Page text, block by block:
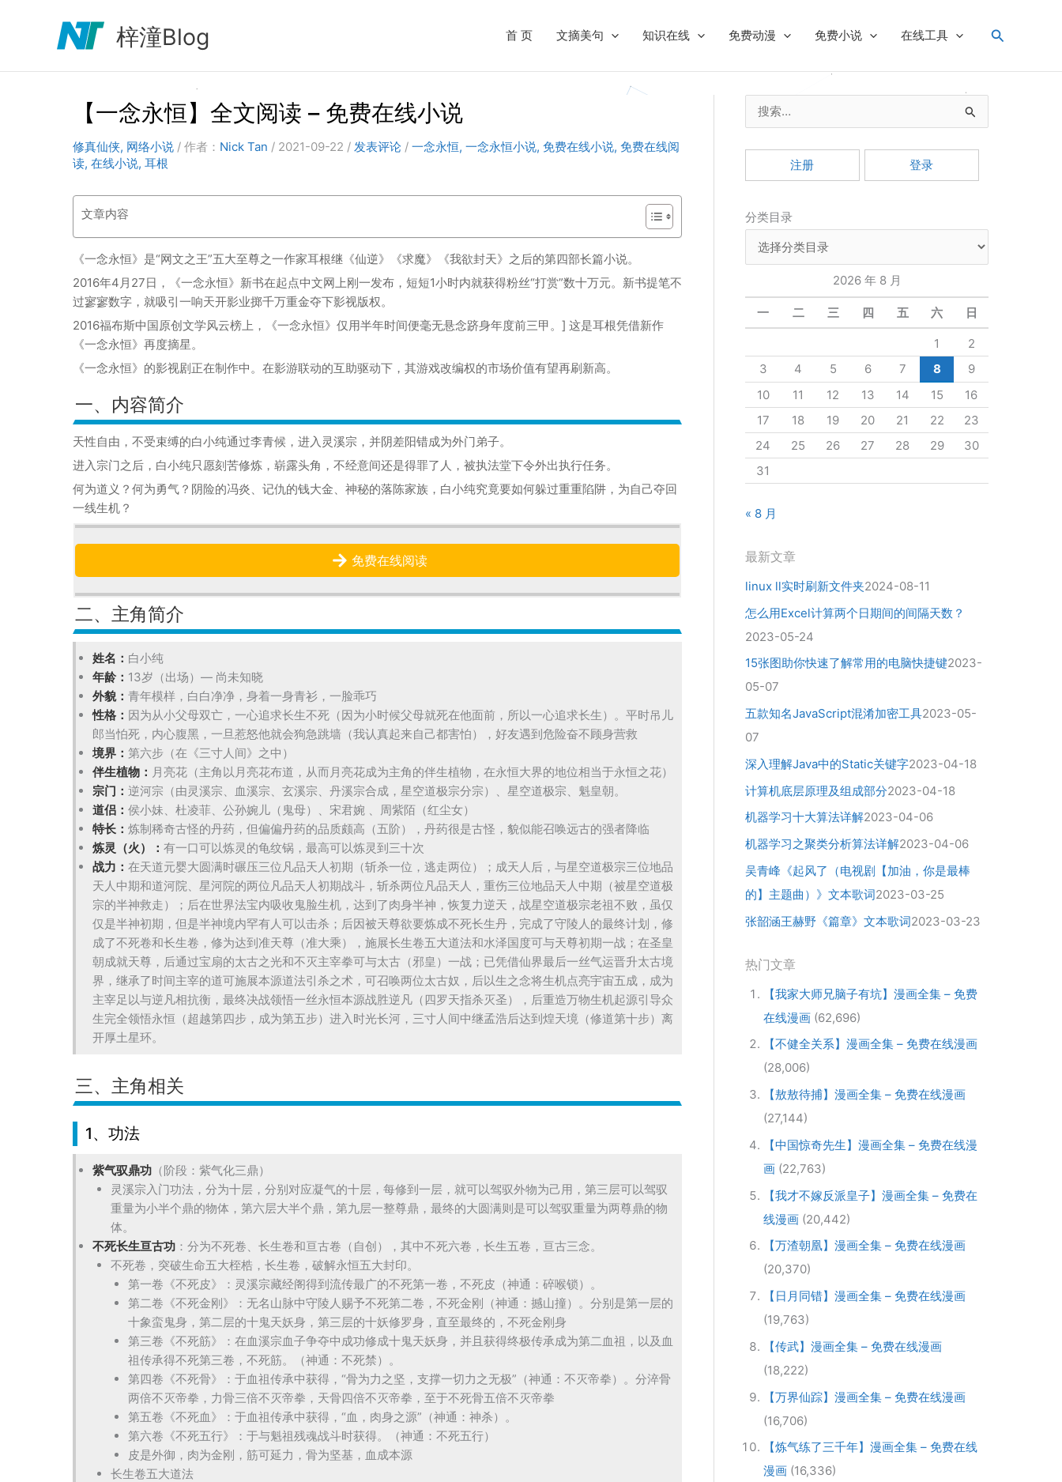
梓潼Blog 首 页 文摘美句 知识在线 免费动漫 免费小说 在线工具
搜
【一念永恒】全文阅读 – 免费在线小说
修真仙侠, 网络小说 / 作者： Nick Tan / 2021-09-22 / 发表评论 / 一念永恒, 一念永恒小说, 免费在线小说, 免费在线阅
读, 在线小说, 耳根
文章内容
《一念永恒》是“网文之王”五大至尊之一作家耳根继《仙逆》《求魔》《我欲封天》之后的第四部长篇小说。
2016年4月27日，《一念永恒》新书在起点中文网上刚一发布，短短1小时内就获得粉丝“打赏”数十万元。新书提笔不
过寥寥数字，就吸引一响天开影业掷千万重金夺下影视版权。
2016福布斯中国原创文学风云榜上，《一念永恒》仅用半年时间便毫无悬念跻身年度前三甲。] 这是耳根凭借新作
《一念永恒》再度摘星。
《一念永恒》的影视剧正在制作中。在影游联动的互助驱动下，其游戏改编权的市场价值有望再刷新高。
一、内容简介
天性自由，不受束缚的白小纯通过李青候，进入灵溪宗，并阴差阳错成为外门弟子。
进入宗门之后，白小纯只愿刻苦修炼，崭露头角，不经意间还是得罪了人，被执法堂下令外出执行任务。
何为道义？何为勇气？阴险的冯炎、记仇的钱大金、神秘的落陈家族，白小纯究竟要如何躲过重重陷阱，为自己夺回
一线生机？
免费在线阅读
二、主角简介
姓名： 白小纯
年龄： 13岁（出场）— 尚未知晓
外貌： 青年模样，白白净净，身着一身青衫，一脸乖巧
性格： 因为从小父母双亡，一心追求长生不死（因为小时候父母就死在他面前，所以一心追求长生）。平时吊儿
郎当怕死，内心腹黑，一旦惹怒他就会狗急跳墙（我认真起来自己都害怕），好友遇到危险奋不顾身营救
境界： 第六步（在《三寸人间》之中）
伴生植物： 月亮花（主角以月亮花布道，从而月亮花成为主角的伴生植物，在永恒大界的地位相当于永恒之花）
宗门： 逆河宗（由灵溪宗、血溪宗、玄溪宗、丹溪宗合成，星空道极宗分宗）、星空道极宗、魁皇朝。
道侣： 侯小妹、杜凌菲、公孙婉儿（鬼母）、宋君婉 、周紫陌（红尘女）
特长： 炼制稀奇古怪的丹药，但偏偏丹药的品质颇高（五阶），丹药很是古怪，貌似能召唤远古的强者降临
炼灵（火）： 有一口可以炼灵的龟纹锅，最高可以炼灵到三十次
战力： 在天道元婴大圆满时碾压三位凡品天人初期（斩杀一位，逃走两位）；成天人后，与星空道极宗三位地品
天人中期和道河院、星河院的两位凡品天人初期战斗，斩杀两位凡品天人，重伤三位地品天人中期（被星空道极
宗的半神救走）；后在世界法宝内吸收鬼脸生机，达到了肉身半神，恢复力逆天，战星空道极宗老祖不败，虽仅
仅是半神初期，但是半神境内罕有人可以击杀；后因被天尊欲要炼成不死长生丹，完成了守陵人的最终计划，修
成了不死卷和长生卷，修为达到准天尊（准大乘），施展长生卷五大道法和水泽国度可与天尊初期一战；在圣皇
朝成就天尊，后通过宝扇的太古之光和不灭主宰拳可与太古（邪皇）一战；已凭借仙界最后一丝气运晋升太古境
界，继承了时间主宰的道可施展本源道法引杀之术，可召唤两位太古奴，后以生之念将生机点亮宇宙五成，成为
主宰足以与逆凡相抗衡，最终决战领悟一丝永恒本源战胜逆凡（四罗天指杀灭圣），后重造万物生机起源引导众
生完全领悟永恒（超越第四步，成为第五步）进入时光长河，三寸人间中继孟浩后达到煌天境（修道第十步）离
开厚土星环。
三、主角相关
1、功法
紫气驭鼎功 （阶段：紫气化三鼎）
灵溪宗入门功法，分为十层，分别对应凝气的十层，每修到一层，就可以驾驭外物为己用，第三层可以驾驭
重量为小半个鼎的物体，第六层大半个鼎，第九层一整尊鼎，最终的大圆满则是可以驾驭重量为两尊鼎的物
体。
不死长生亘古功 ：分为不死卷、长生卷和亘古卷（自创），其中不死六卷，长生五卷，亘古三念。
不死卷，突破生命五大桎梏，长生卷，破解永恒五大封印。
第一卷《不死皮》：灵溪宗藏经阁得到流传最广的不死第一卷，不死皮（神通：碎喉锁）。
第二卷《不死金刚》：无名山脉中守陵人赐予不死第二卷，不死金刚（神通：撼山撞）。分别是第一层的
十象蛮鬼身，第二层的十鬼天妖身，第三层的十妖修罗身，直至最终的，不死金刚身
第三卷《不死筋》：在血溪宗血子争夺中成功修成十鬼天妖身，并且获得终极传承成为第二血祖，以及血
祖传承得不死第三卷，不死筋。（神通：不死禁）。
第四卷《不死骨》：于血祖传承中获得，“骨为力之坚，支撑一切力之无极”（神通：不灭帝拳）。分淬骨
两倍不灭帝拳，力骨三倍不灭帝拳，天骨四倍不灭帝拳，至于不死骨五倍不灭帝拳
第五卷《不死血》：于血祖传承中获得，“血，肉身之源”（神通：神杀）。
第六卷《不死五行》：于与魁祖残魂战斗时获得。（神通：不死五行）
皮是外御，肉为金刚，筋可延力，骨为坚基，血成本源
长生卷五大道法
索
：
注册 登录
分类目录
2026 年 8 月
一 二 三 四 五 六 日
1
2
3
4 5 6 7 8
9
10
11 12 13 14 15
16
17
18 19 20 21 22
23
24
25 26 27 28 29
30
31
« 8 月
最新文章
linux ll实时刷新文件夹2024-08-11
怎么用Excel计算两个日期间的间隔天数？
2023-05-24
15张图助你快速了解常用的电脑快捷键2023-
05-07
五款知名JavaScript混淆加密工具2023-05-
07
深入理解Java中的Static关键字2023-04-18
计算机底层原理及组成部分2023-04-18
机器学习十大算法详解2023-04-06
机器学习之聚类分析算法详解2023-04-06
吴青峰《起风了（电视剧【加油，你是最棒
的】主题曲）》文本歌词2023-03-25
张韶涵王赫野《篇章》文本歌词2023-03-23
热门文章
【我家大师兄脑子有坑】漫画全集 – 免费
在线漫画 (62,696)
【不健全关系】漫画全集 – 免费在线漫画
(28,006)
【敖敖待捕】漫画全集 – 免费在线漫画
(27,144)
【中国惊奇先生】漫画全集 – 免费在线漫
画 (22,763)
【我才不嫁反派皇子】漫画全集 – 免费在
线漫画 (20,442)
【万渣朝凰】漫画全集 – 免费在线漫画
(20,370)
【日月同错】漫画全集 – 免费在线漫画
(19,763)
【传武】漫画全集 – 免费在线漫画
(18,222)
【万界仙踪】漫画全集 – 免费在线漫画
(16,706)
【炼气练了三千年】漫画全集 – 免费在线
漫画 (16,336)